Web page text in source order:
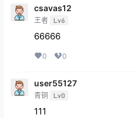
csavas12
王者 Lv6
66666
0 0
user55127
青铜 Lv0
111